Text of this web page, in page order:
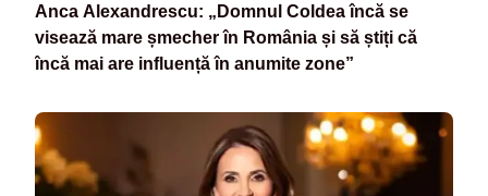
Anca Alexandrescu: „Domnul Coldea încă se
visează mare șmecher în România și să știți că
încă mai are influență în anumite zone”